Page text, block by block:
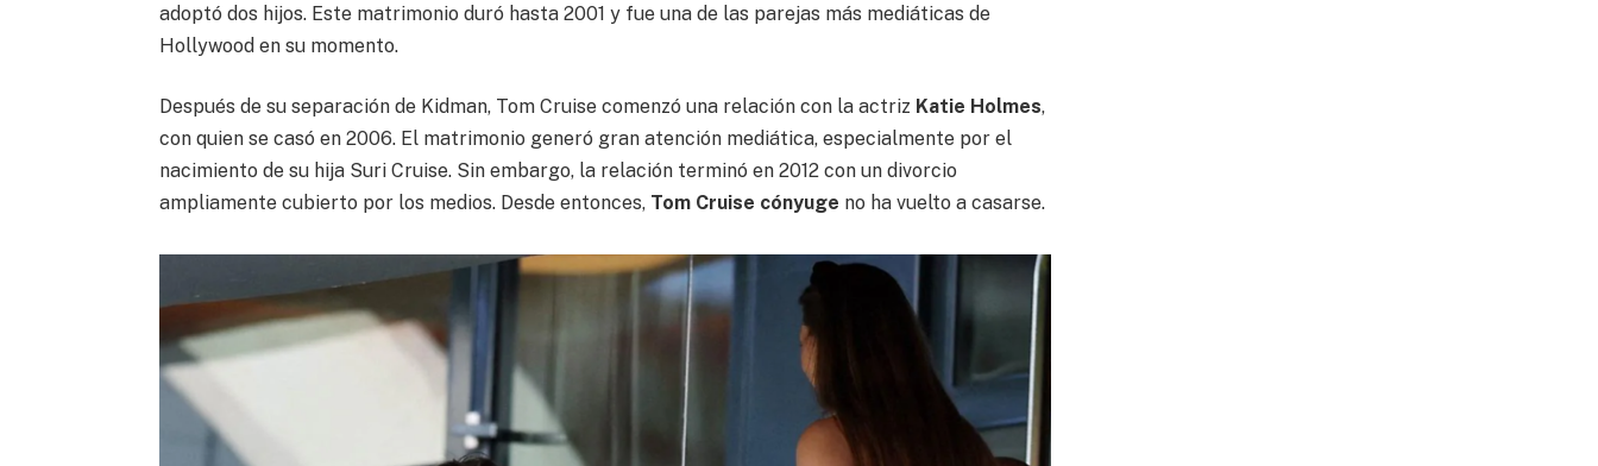
adoptó dos hijos. Este matrimonio duró hasta 2001 y fue una de las parejas más mediáticas de
Hollywood en su momento.
Después de su separación de Kidman, Tom Cruise comenzó una relación con la actriz Katie Holmes,
con quien se casó en 2006. El matrimonio generó gran atención mediática, especialmente por el
nacimiento de su hija Suri Cruise. Sin embargo, la relación terminó en 2012 con un divorcio
ampliamente cubierto por los medios. Desde entonces, Tom Cruise cónyuge no ha vuelto a casarse.